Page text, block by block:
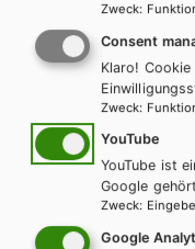
Track 4/
Wie sie es
ergangen
(8:14)
Track 5/
Zweck:
Consent
Klaro!
Zweck:
YouTube
YouTube ist
Google
Zweck:
Google